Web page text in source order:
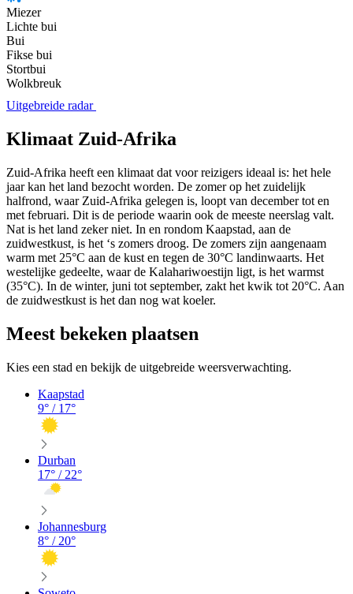
Miezer
Lichte bui
Bui
Fikse bui
Stortbui
Wolkbreuk
Uitgebreide radar
Klimaat Zuid-Afrika
Zuid-Afrika heeft een klimaat dat voor reizigers ideaal is: het hele
jaar kan het land bezocht worden. De zomer op het zuidelijk
halfrond, waar Zuid-Afrika gelegen is, loopt van december tot en
met februari. Dit is de periode waarin ook de meeste neerslag valt.
Nat is het land zeker niet. In en rondom Kaapstad, aan de
zuidwestkust, is het ‘s zomers droog. De zomers zijn aangenaam
warm met 25°C aan de kust en tegen de 30°C landinwaarts. Het
westelijke gedeelte, waar de Kalahariwoestijn ligt, is het warmst
(35°C). In de winter, juni tot september, zakt het kwik tot 20°C. Aan
de zuidwestkust is het dan nog wat koeler.
Meest bekeken plaatsen
Kies een stad en bekijk de uitgebreide weersverwachting.
Kaapstad
9° / 17°
Durban
17° / 22°
Johannesburg
8° / 20°